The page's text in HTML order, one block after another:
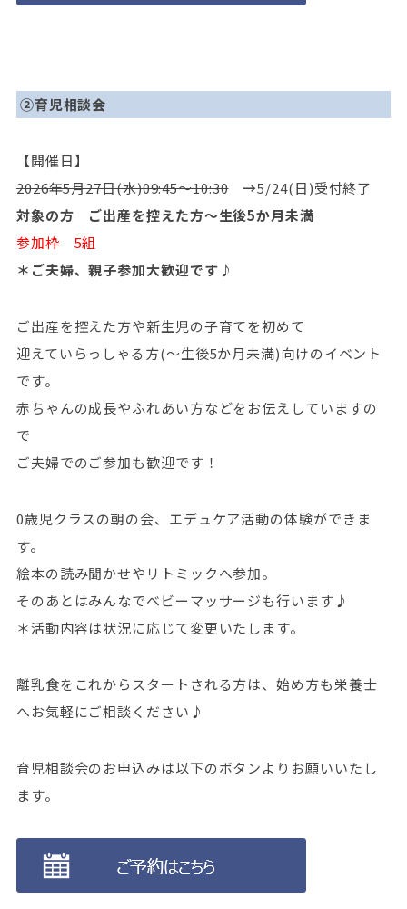
②育児相談会
【開催日】
2026年5月27日(水)09:45～10:30
→5/24(日)受付終了
対象の方 ご出産を控えた方～生後5か月未満
参加枠 5組
＊ご夫婦、親子参加大歓迎です♪
ご出産を控えた方や新生児の子育てを初めて
迎えていらっしゃる方(～生後5か月未満)向けのイベント
です。
赤ちゃんの成長やふれあい方などをお伝えしていますの
で
ご夫婦でのご参加も歓迎です！
0歳児クラスの朝の会、エデュケア活動の体験ができま
す。
絵本の読み聞かせやリトミックへ参加。
そのあとはみんなでベビーマッサージも行います♪
＊活動内容は状況に応じて変更いたします。
離乳食をこれからスタートされる方は、始め方も栄養士
へお気軽にご相談ください♪
育児相談会のお申込みは以下のボタンよりお願いいたし
ます。